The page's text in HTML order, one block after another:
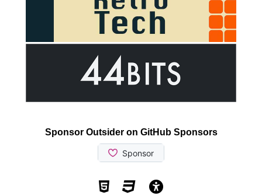
Sponsor Outsider on GitHub Sponsors
Valid HTML5
Valid CSS
WCAG 2.1 AA